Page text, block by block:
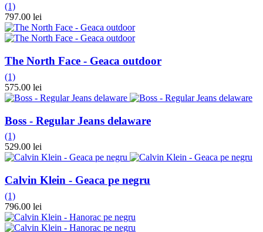
(1)
797.00 lei
The North Face - Geaca outdoor
(1)
575.00 lei
Boss - Regular Jeans delaware
(1)
529.00 lei
Calvin Klein - Geaca pe negru
(1)
796.00 lei